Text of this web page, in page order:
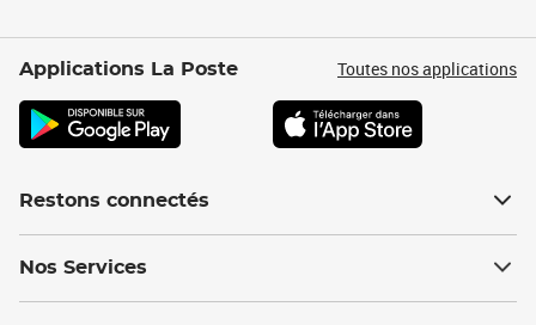
Applications La Poste Toutes nos applications
Restons connectés
Nos Services